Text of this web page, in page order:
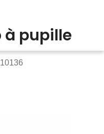
à pupille
10136